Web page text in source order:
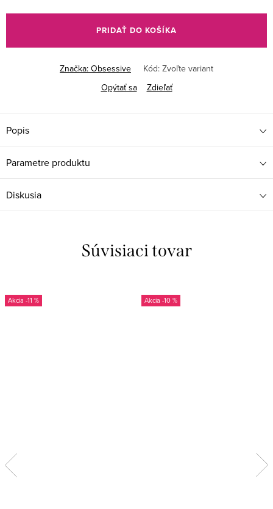
cena:
PRIDAŤ DO KOŠÍKA
Značka: Obsessive Kód: Zvoľte variant
Opýtať sa
Zdieľať
Popis
Parametre produktu
Diskusia
Súvisiaci tovar
-11 % -10 %